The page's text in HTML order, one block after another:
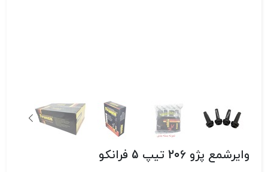
وایرشمع پژو 206 تیپ 5 فرانکو